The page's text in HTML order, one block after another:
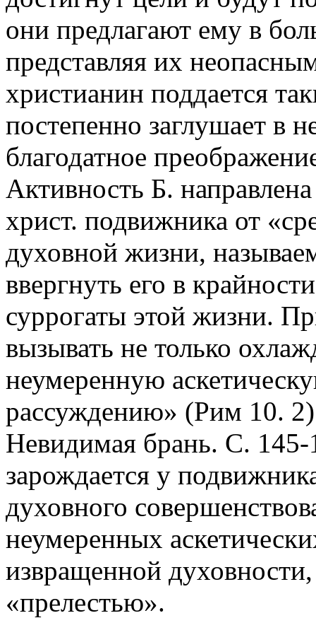
они предлагают ему в
представляя их
христианин поддается
постепенно заглушает в
благодатное
Активность Б.
христ. подвижника от
духовной жизни,
ввергнуть его в
суррогаты этой жизни.
вызывать не только
неумеренную
рассуждению» (Рим 10.
Невидимая брань. С.
зарождается у
духовного
неумеренных
извращенной
«прелестью».